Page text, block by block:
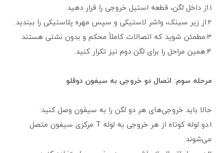
1.از داخل لگن، قطعه استیل خروجی را قرار دهید.
2.از زیر سینک، واشر لاستیکی و سپس مهره پلاستیکی را ببندید.
3.مطمئن شوید که اتصالات کاملاً محکم و بدون نشتی هستند.
4.همین مراحل را برای لگن دوم نیز تکرار کنید.
مرحله سوم: اتصال دو خروجی به سیفون دوقلو
حالا باید خروجی‌های هر دو لگن را به سیفون وصل کنید:
1.دو لوله کوتاه از هر خروجی به لوله T مرکزی سیفون متصل
می‌شوند.